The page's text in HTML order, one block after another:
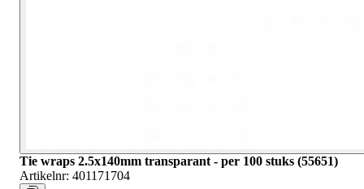
Tie wraps 2.5x140mm transparant - per 100 stuks (55651)
Artikelnr: 401171704